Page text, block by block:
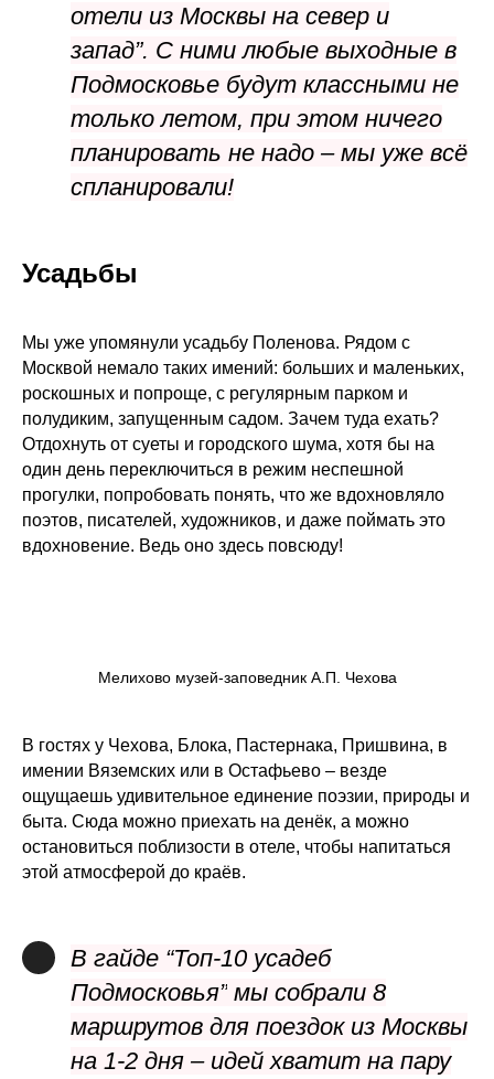
отели из Москвы на север и
запад”. С ними любые выходные в
Подмосковье будут классными не
только летом, при этом ничего
планировать не надо – мы уже всё
спланировали!
Усадьбы
Мы уже упомянули усадьбу Поленова. Рядом с
Москвой немало таких имений: больших и маленьких,
роскошных и попроще, с регулярным парком и
полудиким, запущенным садом. Зачем туда ехать?
Отдохнуть от суеты и городского шума, хотя бы на
один день переключиться в режим неспешной
прогулки, попробовать понять, что же вдохновляло
поэтов, писателей, художников, и даже поймать это
вдохновение. Ведь оно здесь повсюду!
Мелихово музей-заповедник А.П. Чехова
В гостях у Чехова, Блока, Пастернака, Пришвина, в
имении Вяземских или в Остафьево – везде
ощущаешь удивительное единение поэзии, природы и
быта. Сюда можно приехать на денёк, а можно
остановиться поблизости в отеле, чтобы напитаться
этой атмосферой до краёв.
В гайде “Топ-10 усадеб
Подмосковья” мы собрали 8
маршрутов для поездок из Москвы
на 1-2 дня – идей хватит на пару